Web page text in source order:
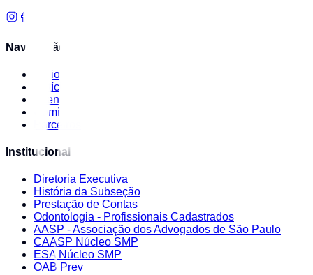
Navegação
Início
Notícias
Eventos
Comissões
Parceiros
Institucional
Diretoria Executiva
História da Subseção
Prestação de Contas
Odontologia - Profissionais Cadastrados
AASP - Associação dos Advogados de São Paulo
CAASP Núcleo SMP
ESA Núcleo SMP
OAB Prev